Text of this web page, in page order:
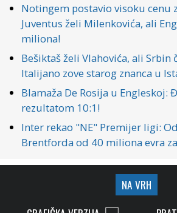
Notingem postavio visoku cenu
Juventus želi Milenkovića, ali
miliona!
Bešiktaš želi Vlahovića, ali Srbin
Italijano zove starog znanca u
Blamaža De Rosija u Engleskoj:
rezultatom 10:1!
Inter rekao "NE" Premijer ligi:
Brentforda od 40 miliona evra
NA VRH